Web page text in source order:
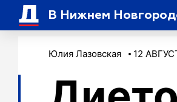
В Нижнем
Юлия Лазовская 12